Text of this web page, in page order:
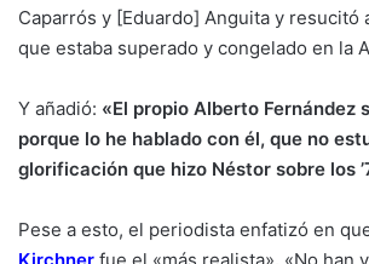
Caparrós y [Eduardo] Anguita y resucitó
que estaba superado y congelado en la
Y añadió: «El propio Alberto Fernández
porque lo he hablado con él, que no
glorificación que hizo Néstor sobre los
Pese a esto, el periodista enfatizó en